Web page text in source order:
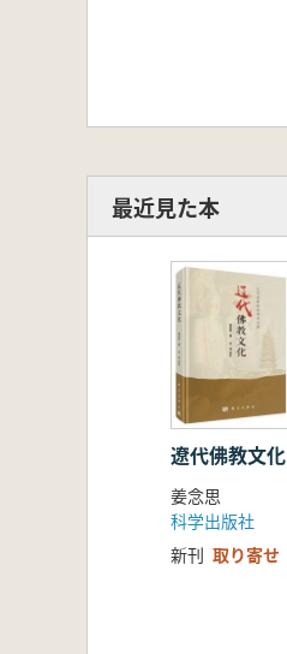
最近見た本
遼代佛教文化
姜念思
科学出版社
新刊 取り寄せ